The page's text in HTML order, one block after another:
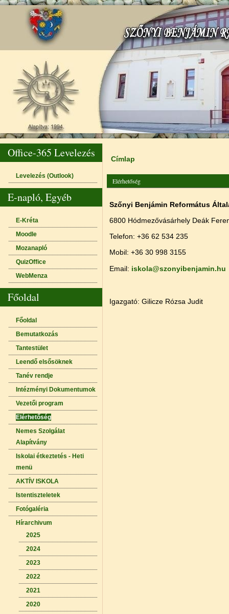
Office-365 Levelezés
Levelezés (Outlook)
E-napló, Egyéb
E-Kréta
Moodle
Mozanapló
QuizOffice
WebMenza
Főoldal
Főoldal
Bemutatkozás
Tantestület
Leendő elsősöknek
Tanév rendje
Intézményi Dokumentumok
Vezetői program
Elérhetőség
Nemes Szolgálat
Alapítvány
Iskolai étkeztetés - Heti
menü
AKTÍV ISKOLA
Istentiszteletek
Fotógaléria
Hírarchivum
2025
2024
2023
2022
2021
2020
Jelenlegi hely
Címlap
Elérhetőség
Szőnyi Benjámin Református
6800 Hódmezővásárhely Deák
Telefon: +36 62 534 235
Mobil: +36 30 998 3155
Email: iskola@szonyibenjamin.hu
Igazgató: Gilicze Rózsa Judit